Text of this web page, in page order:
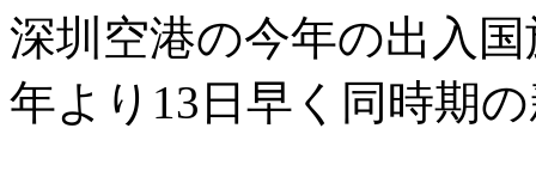
深圳空港の今年の出入
年より13日早く同時期